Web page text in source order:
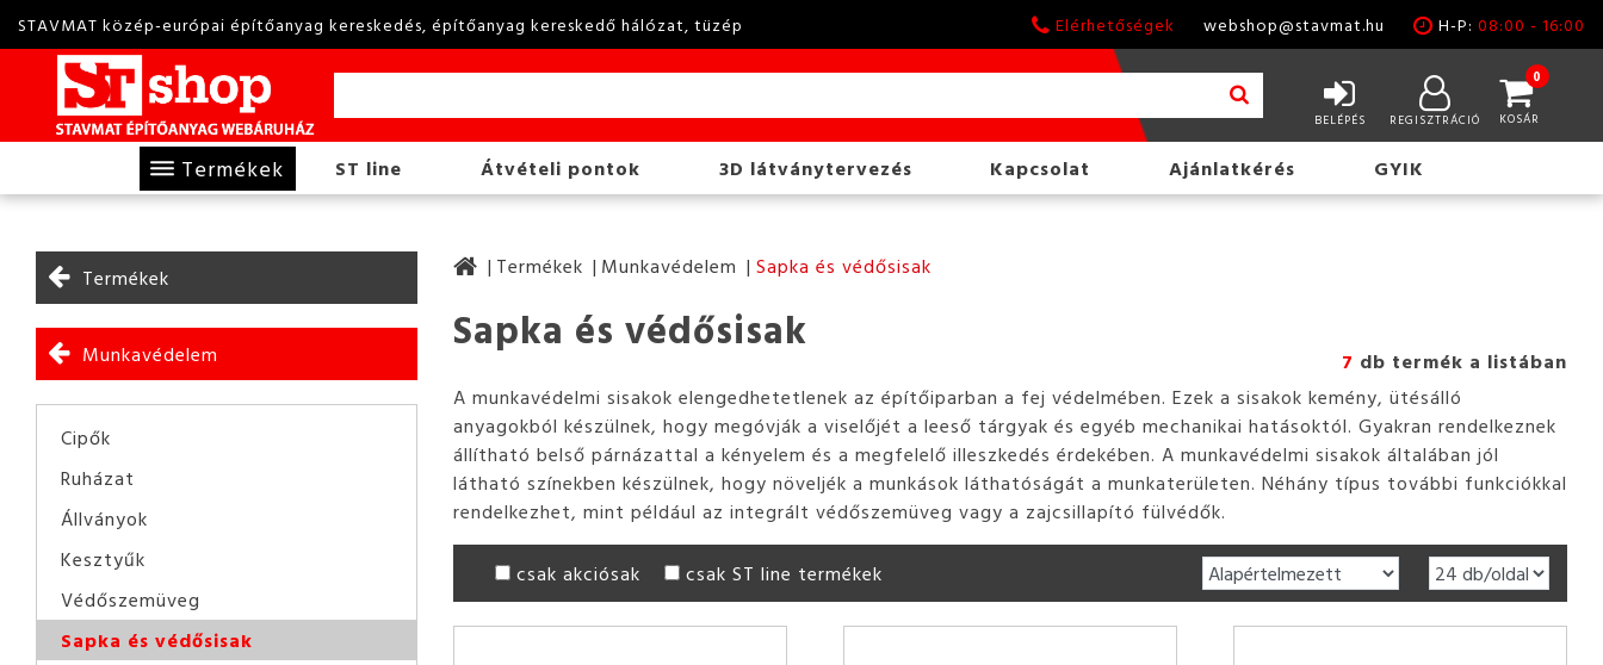
STAVMAT közép-európai építőanyag kereskedés, építőanyag kereskedő hálózat, tüzép Elérhetőségek webshop@stavmat.hu H-P: 08:00 - 16:00
BELÉPÉS REGISZTRÁCIÓ
0
KOSÁR
Termékek ST line Átvételi pontok 3D látványtervezés Kapcsolat Ajánlatkérés GYIK
Termékek
Munkavédelem
Cipők
Ruházat
Állványok
Kesztyűk
Védőszemüveg
Sapka és védősisak
Termékek Munkavédelem Sapka és védősisak
Sapka és védősisak
7 db termék a listában
A munkavédelmi sisakok elengedhetetlenek az építőiparban a fej védelmében. Ezek a sisakok kemény, ütésálló
anyagokból készülnek, hogy megóvják a viselőjét a leeső tárgyak és egyéb mechanikai hatásoktól. Gyakran rendelkeznek
állítható belső párnázattal a kényelem és a megfelelő illeszkedés érdekében. A munkavédelmi sisakok általában jól
látható színekben készülnek, hogy növeljék a munkások láthatóságát a munkaterületen. Néhány típus további funkciókkal
rendelkezhet, mint például az integrált védőszemüveg vagy a zajcsillapító fülvédők.
csak akciósak csak ST line termékek